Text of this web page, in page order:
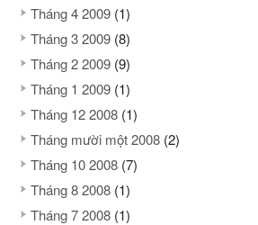
Tháng 4 2009 (1)
Tháng 3 2009 (8)
Tháng 2 2009 (9)
Tháng 1 2009 (1)
Tháng 12 2008 (1)
Tháng mười một 2008 (2)
Tháng 10 2008 (7)
Tháng 8 2008 (1)
Tháng 7 2008 (1)